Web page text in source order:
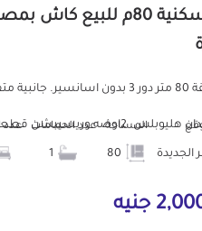
شقة سكنية 80م للبيع كاش
للبيع شقة 80 متر دور 3 بدون اسانسير.
2اوضه وريسيبشن قطعتين...
الجديدة
المساحة عدد الحمامات عدد
جنيه